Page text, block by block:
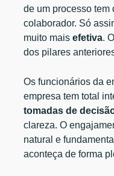
de um processo tem
colaborador. Só
muito maisefetiva.
dos pilares
Os funcionários da
empresa tem total
tomadas de
clareza. O
natural e
aconteça de forma